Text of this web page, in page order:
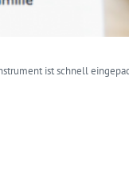
ist schnell